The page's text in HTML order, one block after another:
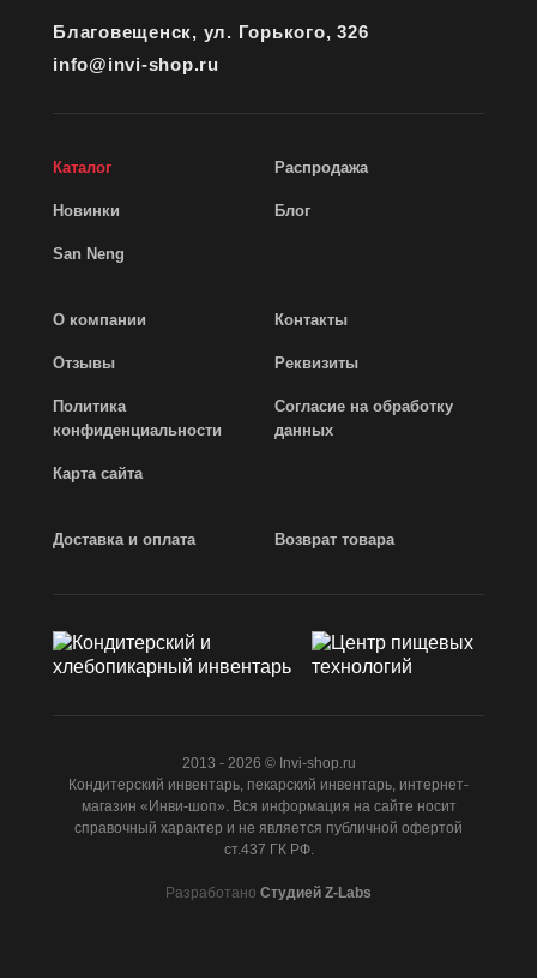
Благовещенск, ул. Горького, 326
info@invi-shop.ru
Каталог Распродажа
Новинки Блог
San Neng
О компании Контакты
Отзывы Реквизиты
Политика
конфиденциальности
Согласие на обработку
данных
Карта сайта
Доставка и оплата Возврат товара
2013 - 2026 © Invi-shop.ru
Кондитерский инвентарь, пекарский инвентарь, интернет-
магазин «Инви-шоп». Вся информация на сайте носит
справочный характер и не является публичной офертой
ст.437 ГК РФ.
Разработано Студией Z-Labs